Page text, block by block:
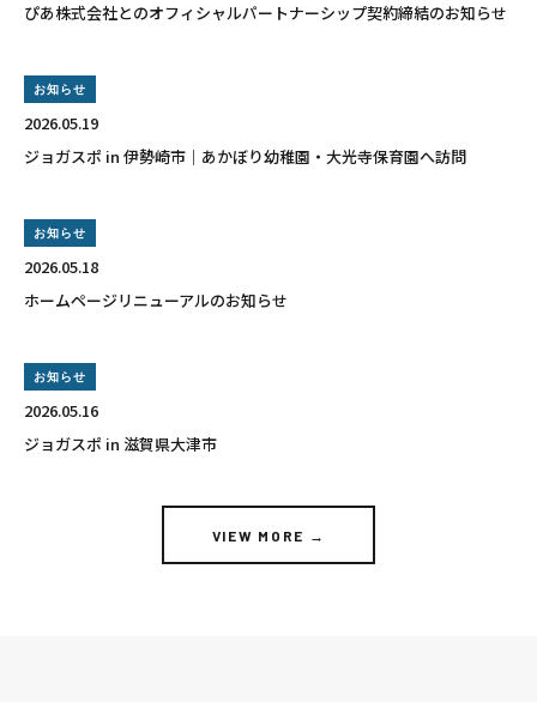
ぴあ株式会社とのオフィシャルパートナーシップ契約締結のお知らせ
お知らせ
2026.05.19
ジョガスポ in 伊勢崎市｜あかぼり幼稚園・大光寺保育園へ訪問
お知らせ
2026.05.18
ホームページリニューアルのお知らせ
お知らせ
2026.05.16
ジョガスポ in 滋賀県大津市
VIEW MORE →